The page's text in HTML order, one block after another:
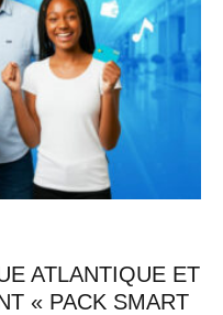
ATLANTIQUE ET
« PACK SMART